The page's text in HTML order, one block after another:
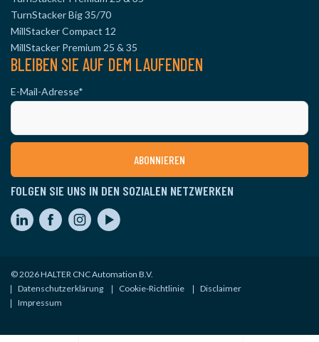
TurnStacker Big 35/70
MillStacker Compact 12
MillStacker Premium 25 & 35
BLEIBEN SIE AUF DEM LAUFENDEN
E-Mail-Adresse*
FOLGEN SIE UNS IN DEN SOZIALEN NETZWERKEN
© 2026 HALTER CNC Automation B.V.
Datenschutzerklärung
Cookie-Richtlinie
Disclaimer
Impressum